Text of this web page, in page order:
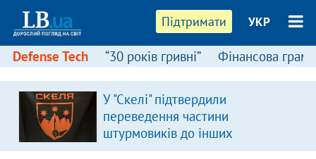
Підтримати УКР
Defense Tech “30 років гривні” Фінансова
У "Скелі" підтвердили
переведення частини
штурмовиків до інших
підрозділів